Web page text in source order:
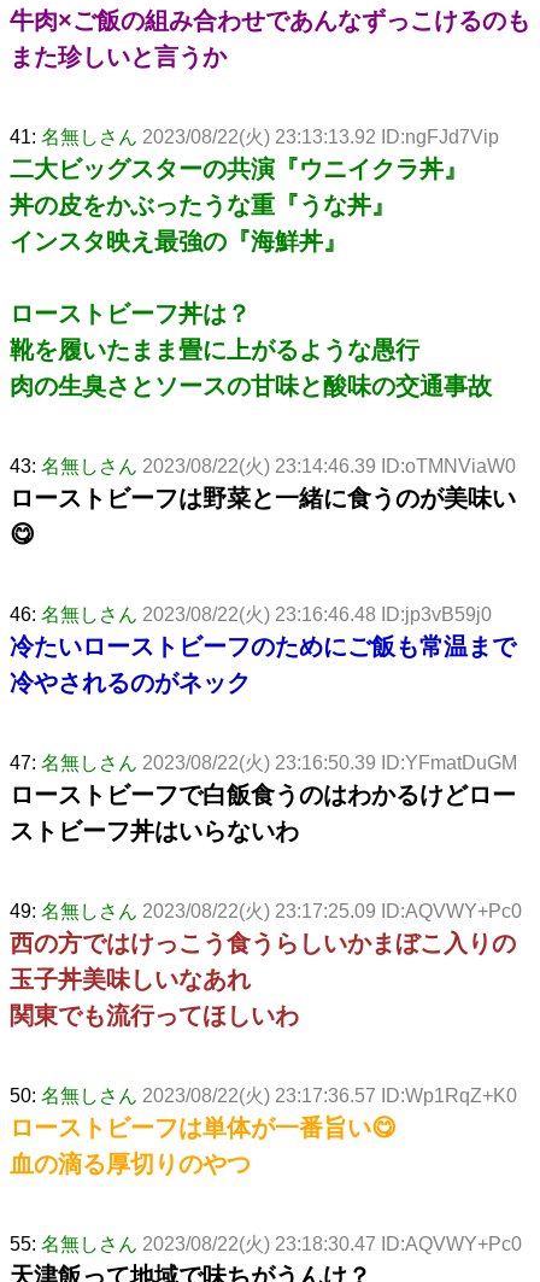
牛肉×ご飯の組み合わせであんなずっこけるのも
また珍しいと言うか
41: 名無しさん 2023/08/22(火) 23:13:13.92 ID:ngFJd7Vip
二大ビッグスターの共演『ウニイクラ丼』
丼の皮をかぶったうな重『うな丼』
インスタ映え最強の『海鮮丼』
ローストビーフ丼は？
靴を履いたまま畳に上がるような愚行
肉の生臭さとソースの甘味と酸味の交通事故
43: 名無しさん 2023/08/22(火) 23:14:46.39 ID:oTMNViaW0
ローストビーフは野菜と一緒に食うのが美味い
😋
46: 名無しさん 2023/08/22(火) 23:16:46.48 ID:jp3vB59j0
冷たいローストビーフのためにご飯も常温まで
冷やされるのがネック
47: 名無しさん 2023/08/22(火) 23:16:50.39 ID:YFmatDuGM
ローストビーフで白飯食うのはわかるけどロー
ストビーフ丼はいらないわ
49: 名無しさん 2023/08/22(火) 23:17:25.09 ID:AQVWY+Pc0
西の方ではけっこう食うらしいかまぼこ入りの
玉子丼美味しいなあれ
関東でも流行ってほしいわ
50: 名無しさん 2023/08/22(火) 23:17:36.57 ID:Wp1RqZ+K0
ローストビーフは単体が一番旨い😋
血の滴る厚切りのやつ
55: 名無しさん 2023/08/22(火) 23:18:30.47 ID:AQVWY+Pc0
天津飯って地域で味ちがうんけ？